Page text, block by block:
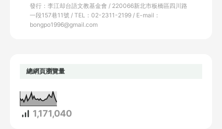
發行：李江却台語文教基金會 / 220066新北市板橋區四川路
一段157巷11號 / TEL：02-2311-2199 / E-mail：
bongpo1996@gmail.com
總網頁瀏覽量
1,171,040